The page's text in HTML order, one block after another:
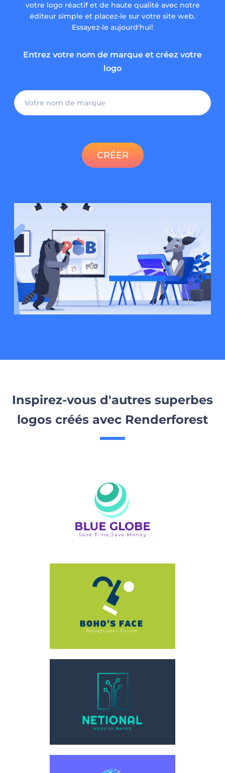
votre logo réactif et de haute qualité avec notre
éditeur simple et placez-le sur votre site web.
Essayez-le aujourd'hui!
Entrez votre nom de marque et créez votre
logo
CRÉER
Inspirez-vous d'autres superbes
logos créés avec Renderforest